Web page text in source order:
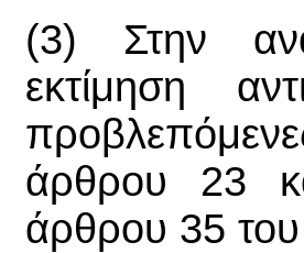
(3) Στην
εκτίμηση
άρθρου 23
άρθρου 35